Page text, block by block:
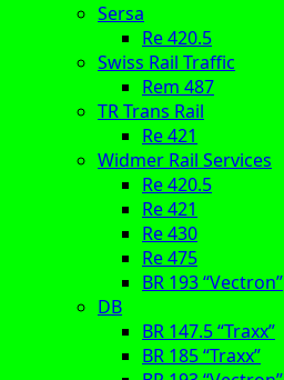
Sersa
Re 420.5
Swiss Rail Traffic
Rem 487
TR Trans Rail
Re 421
Widmer Rail Services
Re 420.5
Re 421
Re 430
Re 475
BR 193 “Vectron”
DB
BR 147.5 “Traxx”
BR 185 “Traxx”